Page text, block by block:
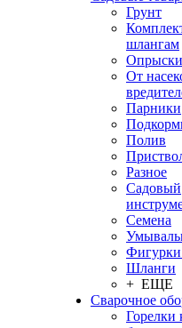
Грунт
шлангам
От
Парники
Полив
Разное
Садовый
Семена
Фигурки
Шланги
+ ЕЩЕ
Сварочное
Горелки